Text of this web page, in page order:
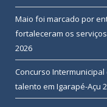
Maio foi marcado por
fortaleceram os
2026
Concurso
talento em Igarapé-Açu